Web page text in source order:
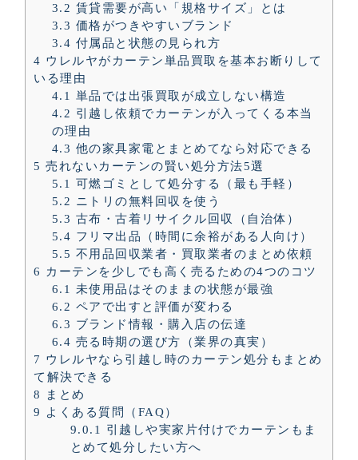
3.2 賃貸需要が高い「規格サイズ」とは
3.3 価格がつきやすいブランド
3.4 付属品と状態の見られ方
4 ウレルヤがカーテン単品買取を基本お断りして
いる理由
4.1 単品では出張買取が成立しない構造
4.2 引越し依頼でカーテンが入ってくる本当
の理由
4.3 他の家具家電とまとめてなら対応できる
5 売れないカーテンの賢い処分方法5選
5.1 可燃ゴミとして処分する（最も手軽）
5.2 ニトリの無料回収を使う
5.3 古布・古着リサイクル回収（自治体）
5.4 フリマ出品（時間に余裕がある人向け）
5.5 不用品回収業者・買取業者のまとめ依頼
6 カーテンを少しでも高く売るための4つのコツ
6.1 未使用品はそのままの状態が最強
6.2 ペアで出すと評価が変わる
6.3 ブランド情報・購入店の伝達
6.4 売る時期の選び方（業界の真実）
7 ウレルヤなら引越し時のカーテン処分もまとめ
て解決できる
8
まとめ
9 よくある質問（FAQ）
9.0.1
引越しや実家片付けでカーテンもま
とめて処分したい方へ